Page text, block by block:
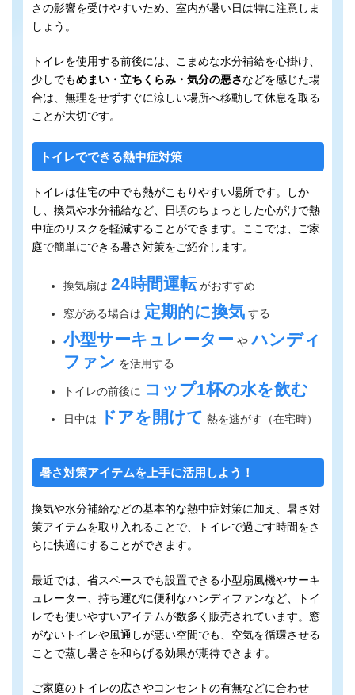
さの影響を受けやすいため、室内が暑い日は特に注意しま
しょう。
トイレを使用する前後には、こまめな水分補給を心掛け、
少しでもめまい・立ちくらみ・気分の悪さなどを感じた場
合は、無理をせずすぐに涼しい場所へ移動して休息を取る
ことが大切です。
トイレでできる熱中症対策
トイレは住宅の中でも熱がこもりやすい場所です。しか
し、換気や水分補給など、日頃のちょっとした心がけで熱
中症のリスクを軽減することができます。ここでは、ご家
庭で簡単にできる暑さ対策をご紹介します。
換気扇は 24時間運転がおすすめ
窓がある場合は 定期的に換気する
小型サーキュレーター やハンディ
ファン を活用する
トイレの前後に コップ1杯の水を飲む
日中は ドアを開けて 熱を逃がす（在宅時）
暑さ対策アイテムを上手に活用しよう ！
換気や水分補給などの基本的な熱中症対策に加え、暑さ対
策アイテムを取り入れることで、トイレで過ごす時間をさ
らに快適にすることができます。
最近では、省スペースでも設置できる小型扇風機やサーキ
ュレーター、持ち運びに便利なハンディファンなど、トイ
レでも使いやすいアイテムが数多く販売されています。窓
がないトイレや風通しが悪い空間でも、空気を循環させる
ことで蒸し暑さを和らげる効果が期待できます。
ご家庭のトイレの広さやコンセントの有無などに合わせ